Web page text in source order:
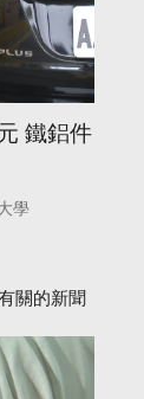
鐵鋁件
學
關的新聞